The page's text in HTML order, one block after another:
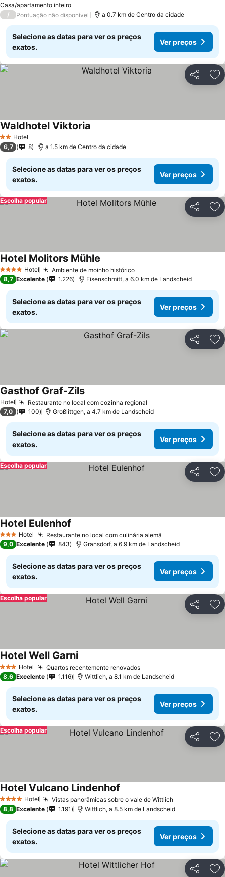
Casa/apartamento inteiro
/ Pontuação não disponível a 0.7 km de Centro da cidade
Selecione as datas para ver os preços
exatos.
Ver preços
Partilhar
2 Estrelas
Hotel
Waldhotel Viktoria
6,7 8 a 1.5 km de Centro da cidade
Selecione as datas para ver os preços
exatos.
Ver preços
Partilhar
Escolha popular
4 EstrelasHotel Ambiente de moinho histórico
Hotel Molitors Mühle
8,7 Excelente 1.226 Eisenschmitt, a 6.0 km de Landscheid
Selecione as datas para ver os preços
exatos.
Ver preços
Partilhar
Hotel Restaurante no local com cozinha regional
Gasthof Graf-Zils
7,0 100 Großlittgen, a 4.7 km de Landscheid
Selecione as datas para ver os preços
exatos.
Ver preços
Partilhar
Escolha popular
3 EstrelasHotel Restaurante no local com culinária alemã
Hotel Eulenhof
9,0 Excelente 843 Gransdorf, a 6.9 km de Landscheid
Selecione as datas para ver os preços
exatos.
Ver preços
Partilhar
Escolha popular
3 EstrelasHotel Quartos recentemente renovados
Hotel Well Garni
8,6 Excelente 1.116 Wittlich, a 8.1 km de Landscheid
Selecione as datas para ver os preços
exatos.
Ver preços
Partilhar
Escolha popular
4 EstrelasHotel Vistas panorâmicas sobre o vale de Wittlich
Hotel Vulcano Lindenhof
8,8 Excelente 1.191 Wittlich, a 8.5 km de Landscheid
Selecione as datas para ver os preços
exatos.
Ver preços
Partilhar